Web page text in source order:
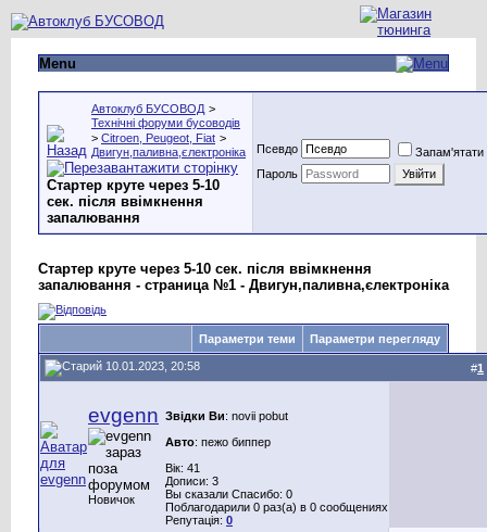
Menu
Автоклуб БУСОВОД >
Технічні форуми бусоводів
> Citroen, Peugeot, Fiat >
Двигун,паливна,єлектроніка
Стартер круте через 5-10
сек. після ввімкнення
запалювання
Псевдо
Пароль
Стартер круте через 5-10 сек. після ввімкнення
запалювання - страница №1 - Двигун,паливна,єлектроніка
Параметри теми Параметри перегляду
10.01.2023, 20:58 #1
evgenn
Новичок
Звідки Ви: novii pobut
Авто: пежо биппер
Вік: 41
Дописи: 3
Вы сказали Спасибо: 0
Поблагодарили 0 раз(а) в 0 сообщениях
Репутація: 0